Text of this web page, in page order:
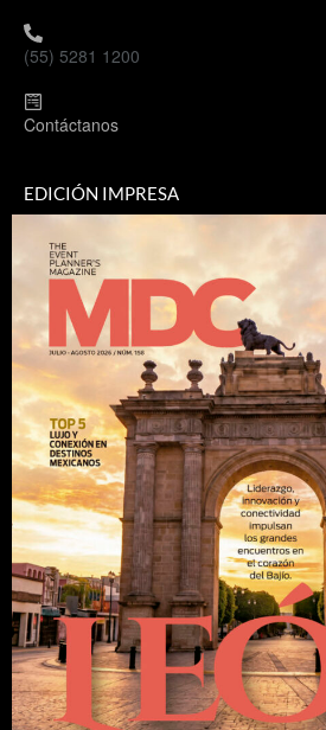
(55) 5281 1200
Contáctanos
EDICIÓN IMPRESA